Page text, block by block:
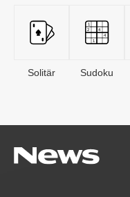
Solitär Sudoku